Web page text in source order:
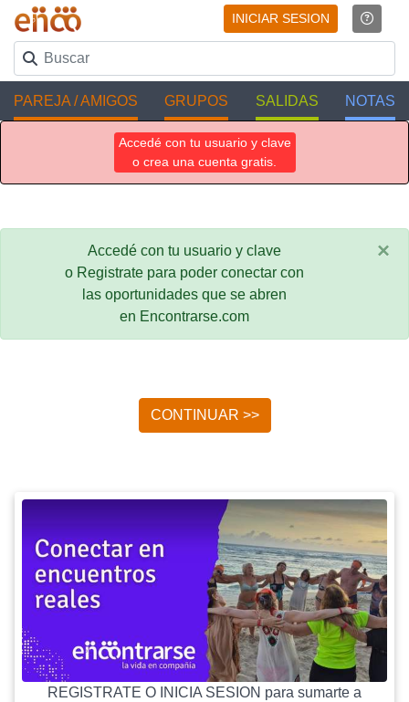
INICIAR SESION
PAREJA / AMIGOS GRUPOS SALIDAS NOTAS
Accedé con tu usuario y clave
o crea una cuenta gratis.
Accedé con tu usuario y clave
o Registrate para poder conectar con
las oportunidades que se abren
en Encontrarse.com
×
CONTINUAR >>
REGISTRATE O INICIA SESION para sumarte a